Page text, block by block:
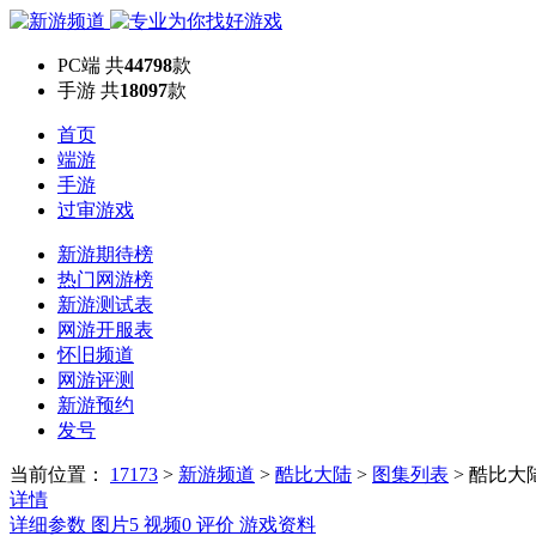
PC端 共44798款
手游 共18097款
首页
端游
手游
过审游戏
新游期待榜
热门网游榜
新游测试表
网游开服表
怀旧频道
网游评测
新游预约
发号
当前位置： 17173 > 新游频道 > 酷比大陆 > 图集列表 > 酷比大
详情
详细参数 图片5 视频0 评价 游戏资料